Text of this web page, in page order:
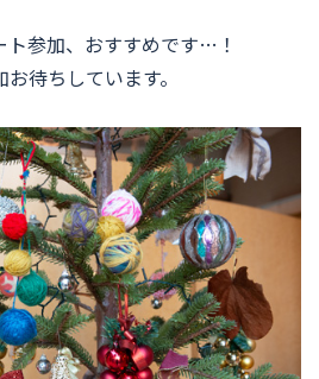
ト参加、おすすめです…！
待ちしています。